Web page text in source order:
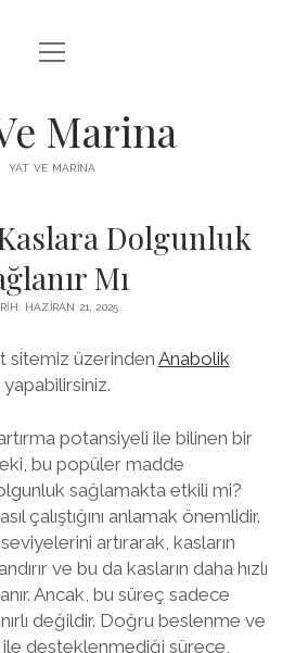
BEĞENI YÜKSELTME HILESI
menüyü
aç
Marina
YAT VE MARINA
Dolgunluk
Mı
HAZIRAN 21, 2025
sitemiz üzerinden Anabolik
potansiyeli ile bilinen bir
bu popüler madde
sağlamakta etkili mi?
çalıştığını anlamak önemlidir.
artırarak, kasların
ve bu da kasların daha hızlı
Ancak, bu süreç sadece
değildir. Doğru beslenme ve
desteklenmediği sürece,